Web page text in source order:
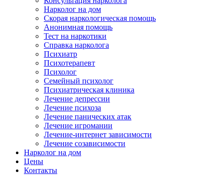
Нарколог на дом
Скорая наркологическая помощь
Анонимная помощь
Тест на наркотики
Справка нарколога
Психиатр
Психотерапевт
Психолог
Семейный психолог
Психиатрическая клиника
Лечение депрессии
Лечение психоза
Лечение панических атак
Лечение игромании
Лечение-интернет зависимости
Лечение созависимости
Нарколог на дом
Цены
Контакты